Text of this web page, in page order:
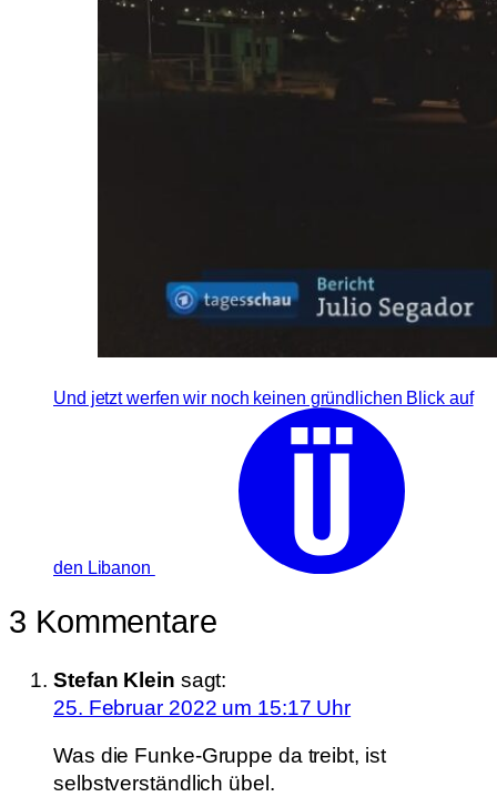
Und jetzt werfen wir noch keinen gründlichen Blick auf
den Libanon
3 Kommentare
Stefan Klein sagt:
25. Februar 2022 um 15:17 Uhr
Was die Funke-Gruppe da treibt, ist
selbstverständlich übel.